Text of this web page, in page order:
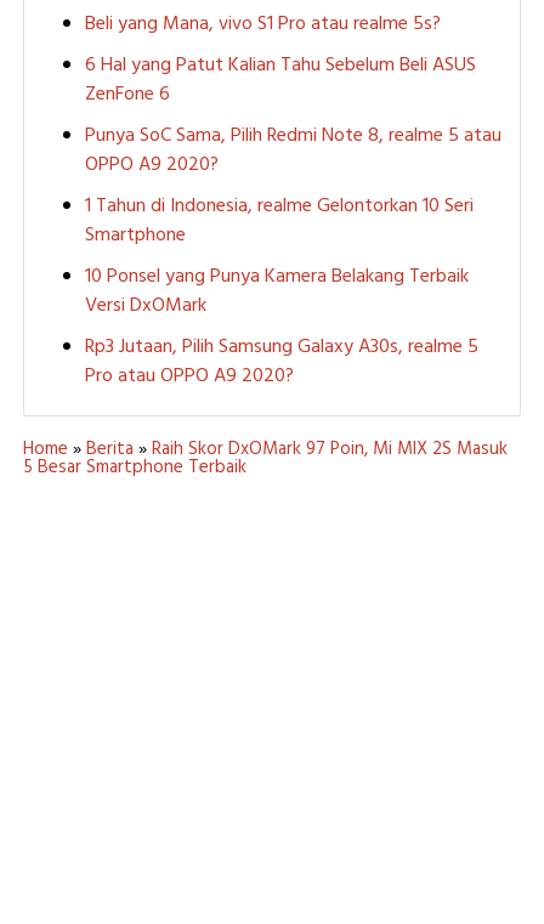
Beli yang Mana, vivo S1 Pro atau realme 5s?
6 Hal yang Patut Kalian Tahu Sebelum Beli ASUS
ZenFone 6
Punya SoC Sama, Pilih Redmi Note 8, realme 5 atau
OPPO A9 2020?
1 Tahun di Indonesia, realme Gelontorkan 10 Seri
Smartphone
10 Ponsel yang Punya Kamera Belakang Terbaik
Versi DxOMark
Rp3 Jutaan, Pilih Samsung Galaxy A30s, realme 5
Pro atau OPPO A9 2020?
Home »Berita »Raih Skor DxOMark 97 Poin, Mi MIX 2S Masuk
5 Besar Smartphone Terbaik